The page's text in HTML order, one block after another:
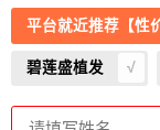
平台就近推荐【性
碧莲盛植发